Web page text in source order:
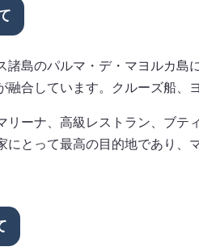
諸島のパルマ・デ・マヨルカ
融合しています。クルーズ船、
リーナ、高級レストラン、ブ
とって最高の目的地であり、